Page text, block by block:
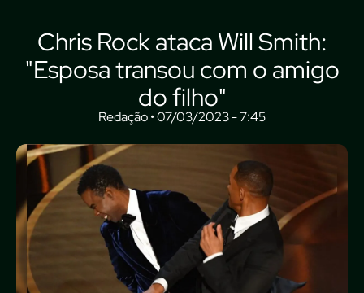
Chris Rock ataca Will Smith:
"Esposa transou com o amigo
do filho"
Redação • 07/03/2023 - 7:45